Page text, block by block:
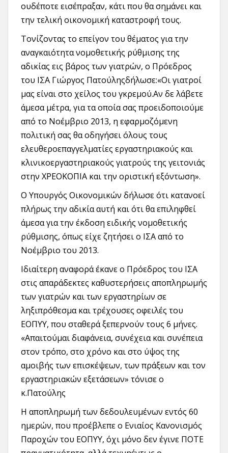
ουδέποτε εισέπραξαν, κάτι που θα σημάνει και
την τελική οικονομική καταστροφή τους.
Τονίζοντας το επείγον του θέματος για την
αναγκαιότητα νομοθετικής ρύθμισης της
αδικίας εις βάρος των γιατρών, ο Πρόεδρος
του ΙΣΑ Γιώργος Πατούληςδήλωσε:«Οι γιατροί
μας είναι στο χείλος του γκρεμού.Αν δε λάβετε
άμεσα μέτρα, για τα οποία σας προειδοποιούμε
από το Νοέμβριο 2013, η εφαρμοζόμενη
πολιτική σας θα οδηγήσει όλους τους
ελευθεροεπαγγελματίες εργαστηριακούς και
κλινικοεργαστηριακούς γιατρούς της γειτονιάς
στην ΧΡΕΟΚΟΠΙΑ και την οριστική εξόντωση».
Ο Υπουργός Οικονομικών δήλωσε ότι κατανοεί
πλήρως την αδικία αυτή και ότι θα επιληφθεί
άμεσα για την έκδοση ειδικής νομοθετικής
ρύθμισης, όπως είχε ζητήσει ο ΙΣΑ από το
Νοέμβριο του 2013.
Ιδιαίτερη αναφορά έκανε ο Πρόεδρος του ΙΣΑ
στις απαράδεκτες καθυστερήσεις αποπληρωμής
των γιατρών και των εργαστηρίων σε
ληξιπρόθεσμα και τρέχουσες οφειλές του
ΕΟΠΥΥ, που σταθερά ξεπερνούν τους 6 μήνες.
«Απαιτούμαι διαφάνεια, συνέχεια και συνέπεια
στον τρόπο, στο χρόνο και στο ύψος της
αμοιβής των επισκέψεων, των πράξεων και τον
εργαστηριακών εξετάσεων» τόνισε ο
κ.Πατούλης
Η αποπληρωμή των δεδουλευμένων εντός 60
ημερών, που προέβλεπε ο Ενιαίος Κανονισμός
Παροχών του ΕΟΠΥΥ, όχι μόνο δεν έγινε ΠΟΤΕ